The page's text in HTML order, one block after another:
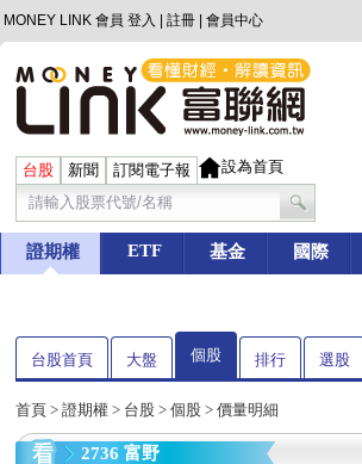
MONEY LINK 會員 登入 註冊 會員中心
台股 新聞 訂閱電子報 設為首頁
證期權 ETF 基金 國際
台股首頁 大盤 個股 排行 選股
首頁 > 證期權 > 台股 > 個股 > 價量明細
2736 富野